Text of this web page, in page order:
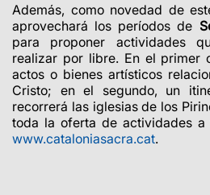
Además, como novedad de
aprovechará los períodos de
para proponer actividades
realizar por libre. En el primer
actos o bienes artísticos
Cristo; en el segundo, un
recorrerá las iglesias de los
toda la oferta de actividades
www.cataloniasacra.cat.